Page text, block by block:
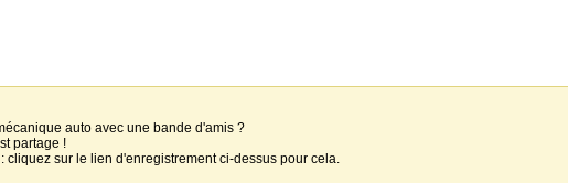
auto avec une bande d'amis ?
partage !
cliquez sur le lien d'enregistrement ci-dessus pour cela.